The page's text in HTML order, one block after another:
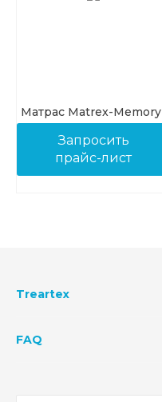
Матрас Matrex-Memory
Запросить
прайс-лист
Treartex
FAQ